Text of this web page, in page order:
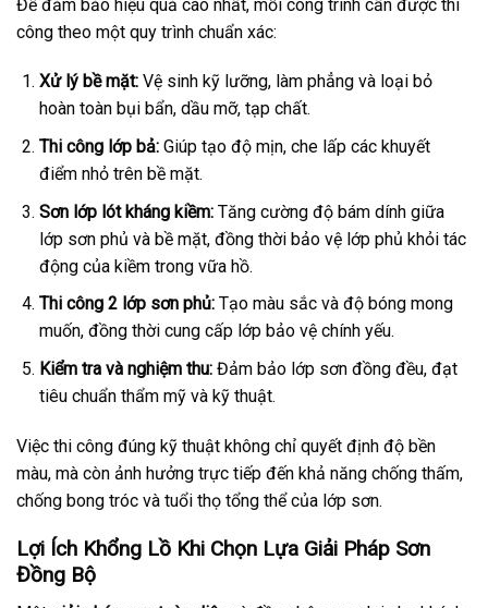
Để đảm bảo hiệu quả cao nhất, mỗi công trình cần được thi
công theo một quy trình chuẩn xác:
Xử lý bề mặt:Vệ sinh kỹ lưỡng, làm phẳng và loại bỏ
hoàn toàn bụi bẩn, dầu mỡ, tạp chất.
Thi công lớp bả:Giúp tạo độ mịn, che lấp các khuyết
điểm nhỏ trên bề mặt.
Sơn lớp lót kháng kiềm:Tăng cường độ bám dính giữa
lớp sơn phủ và bề mặt, đồng thời bảo vệ lớp phủ khỏi tác
động của kiềm trong vữa hồ.
Thi công 2 lớp sơn phủ:Tạo màu sắc và độ bóng mong
muốn, đồng thời cung cấp lớp bảo vệ chính yếu.
Kiểm tra và nghiệm thu:Đảm bảo lớp sơn đồng đều, đạt
tiêu chuẩn thẩm mỹ và kỹ thuật.
Việc thi công đúng kỹ thuật không chỉ quyết định độ bền
màu, mà còn ảnh hưởng trực tiếp đến khả năng chống thấm,
chống bong tróc và tuổi thọ tổng thể của lớp sơn.
Lợi Ích Khổng Lồ Khi Chọn Lựa Giải Pháp Sơn
Đồng Bộ